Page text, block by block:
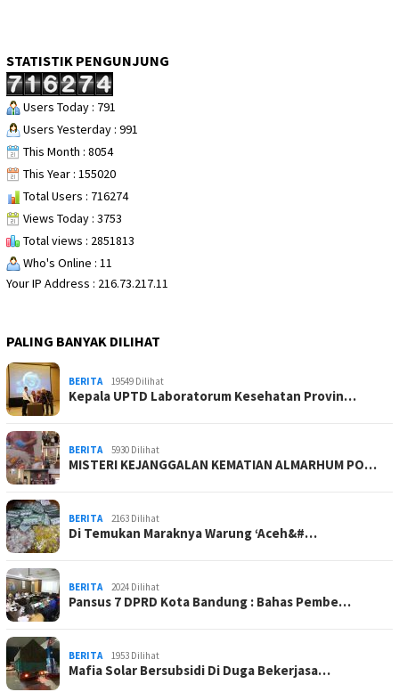
STATISTIK PENGUNJUNG
Users Today : 791
Users Yesterday : 991
This Month : 8054
This Year : 155020
Total Users : 716274
Views Today : 3753
Total views : 2851813
Who's Online : 11
Your IP Address : 216.73.217.11
PALING BANYAK DILIHAT
BERITA 19549 Dilihat
Kepala UPTD Laboratorum Kesehatan Provin…
BERITA 5930 Dilihat
MISTERI KEJANGGALAN KEMATIAN ALMARHUM PO…
BERITA 2163 Dilihat
Di Temukan Maraknya Warung ‘Aceh&#…
BERITA 2024 Dilihat
Pansus 7 DPRD Kota Bandung : Bahas Pembe…
BERITA 1953 Dilihat
Mafia Solar Bersubsidi Di Duga Bekerjasa…